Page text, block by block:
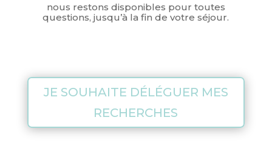
nous restons disponibles pour toutes
questions, jusqu’à la fin de votre séjour.
JE SOUHAITE DÉLÉGUER MES
RECHERCHES